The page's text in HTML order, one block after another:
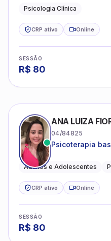
Psicologia Clínica
CRP ativo Online
SESSÃO
R$ 80
ANA LUIZA
04/84825
Psicoterapia
Adultos e Adolescentes
CRP ativo Online
SESSÃO
R$ 80